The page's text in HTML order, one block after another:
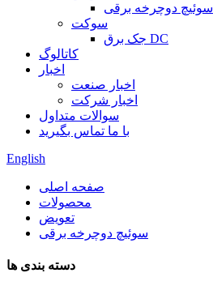
سوئیچ دوچرخه برقی
سوکت
جک برق DC
کاتالوگ
اخبار
اخبار صنعت
اخبار شرکت
سوالات متداول
با ما تماس بگیرید
English
صفحه اصلی
محصولات
تعویض
سوئیچ دوچرخه برقی
دسته بندی ها